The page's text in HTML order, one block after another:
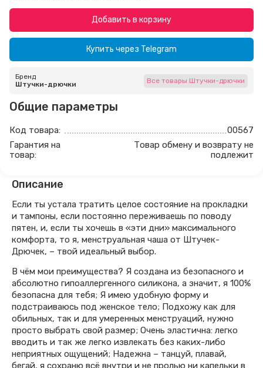
Добавить в корзину
Купить через Telegram
Бренд
Штучки-дрючки
Все товары Штучки-дрючки
Общие параметры
Код товара:
00567
Гарантия на
товар:
Товар обмену и возврату не
подлежит
Описание
Если ты устала тратить целое состояние на прокладки
и тампоны, если постоянно переживаешь по поводу
пятен, и, если ты хочешь в «эти дни» максимального
комфорта, то я, менструальная чаша от Штучек-
Дрючек, – твой идеальный выбор.
В чём мои преимущества? Я создана из безопасного и
абсолютно гипоаллергенного силикона, а значит, я 100%
безопасна для тебя; Я имею удобную форму и
подстраиваюсь под женское тело; Подхожу как для
обильных, так и для умеренных менструаций, нужно
просто выбрать свой размер; Очень эластична: легко
вводить и так же легко извлекать без каких-либо
неприятных ощущений; Надежна – танцуй, плавай,
бегай, я сохраню всё внутри и не пролью ни капельки в